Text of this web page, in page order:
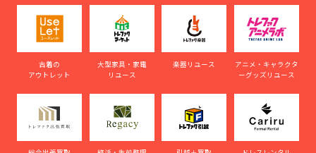
古着の
アウトレット
大型家具・家電
リユース
楽器リユース
アニメ・キャラクタ
ーグッズリユース